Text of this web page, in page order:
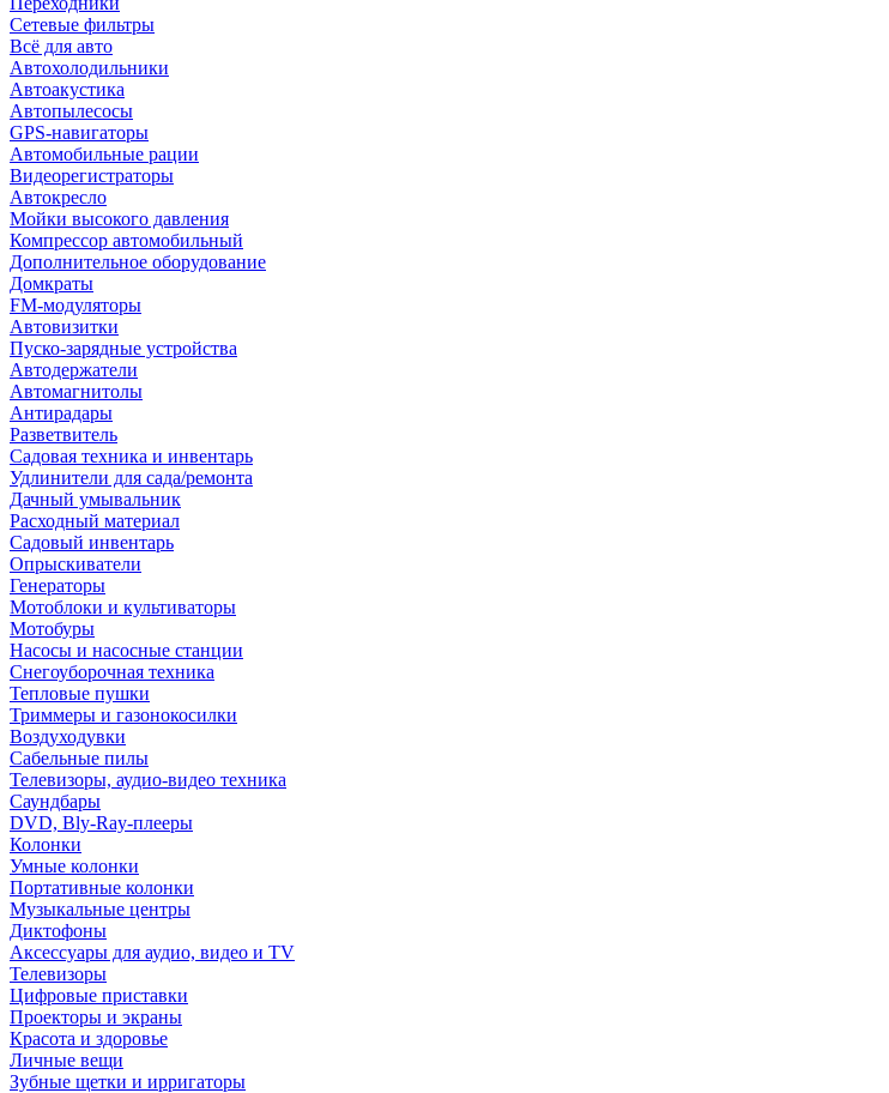
Сетевые фильтры
Всё для авто
Автохолодильники
Автоакустика
Автопылесосы
GPS-навигаторы
Автомобильные рации
Видеорегистраторы
Автокресло
Мойки высокого давления
Компрессор автомобильный
Дополнительное оборудование
Домкраты
FM-модуляторы
Автовизитки
Пуско-зарядные устройства
Автодержатели
Автомагнитолы
Антирадары
Разветвитель
Садовая техника и инвентарь
Удлинители для сада/ремонта
Дачный умывальник
Расходный материал
Садовый инвентарь
Опрыскиватели
Генераторы
Мотоблоки и культиваторы
Мотобуры
Насосы и насосные станции
Снегоуборочная техника
Тепловые пушки
Триммеры и газонокосилки
Воздуходувки
Сабельные пилы
Телевизоры, аудио-видео техника
Саундбары
DVD, Bly-Ray-плееры
Колонки
Умные колонки
Портативные колонки
Музыкальные центры
Диктофоны
Аксессуары для аудио, видео и TV
Телевизоры
Цифровые приставки
Проекторы и экраны
Красота и здоровье
Личные вещи
Зубные щетки и ирригаторы